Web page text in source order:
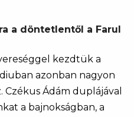
a döntetlentől a Farul
kezdtük a
azonban nagyon
Ádám duplájával
a bajnokságban, a